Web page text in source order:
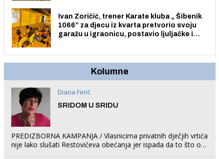
Ivan Zoričić, trener Karate kluba „ Šibenik
1066” za djecu iz kvarta pretvorio svoju
garažu u igraonicu, postavio ljuljačke i
Kolumne
Diana Ferić
SRIDOM U SRIDU
PREDIZBORNA KAMPANJA / Vlasnicima privatnih dječjih vrtića
nije lako slušati Restovićeva obećanja jer ispada da to što oni